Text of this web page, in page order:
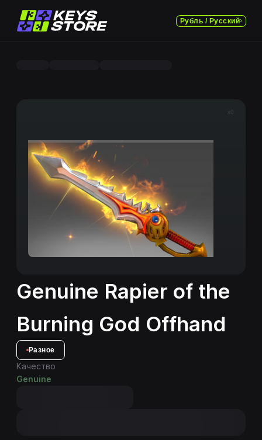
Рубль / Русский
x0
Genuine Rapier of the
Burning God Offhand
Разное
Качество
Genuine